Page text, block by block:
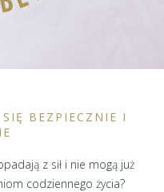
BEZPIECZNIE I
z sił i nie mogą już
codziennego życia?